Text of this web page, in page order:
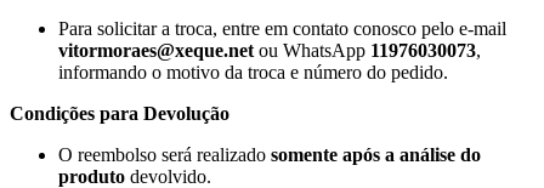
Para solicitar a troca, entre em contato conosco pelo e-mail
vitormoraes@xeque.net ou WhatsApp 11976030073,
informando o motivo da troca e número do pedido.
Condições para Devolução
O reembolso será realizado somente após a análise do
produto devolvido.